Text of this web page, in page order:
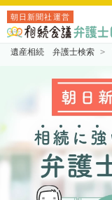
朝日新聞社運営
遺産相続 弁護士検索